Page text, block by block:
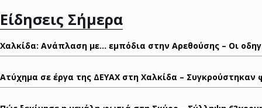
Είδησεις Σήμερα
Χαλκίδα: Ανάπλαση με… εμπόδια στην Αρεθούσης – Οι
Ατύχημα σε έργα της ΔΕΥΑΧ στη Χαλκίδα – Συγκρούστηκαν